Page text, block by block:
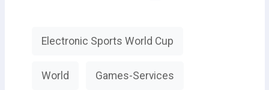
Electronic Sports World Cup
World Games-Services